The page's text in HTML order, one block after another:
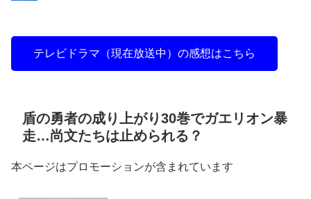
テレビドラマ（現在放送中）の感想はこちら
盾の勇者の成り上がり30巻でガエリオン暴
走…尚文たちは止められる？
本ページはプロモーションが含まれています